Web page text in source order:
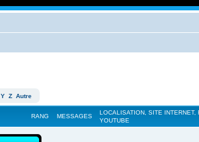
Y Z Autre
RANG MESSAGES
LOCALISATION, SITE
YOUTUBE